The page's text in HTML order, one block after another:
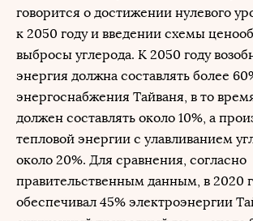
говорится о достижении нулевого
к 2050 году и введении схемы
выбросы углерода. К 2050 году
энергия должна составлять более
энергоснабжения Тайваня, в то
должен составлять около 10%, а
тепловой энергии с улавливанием
около 20%. Для сравнения, согласно
правительственным данным, в 2020
обеспечивал 45% электроэнергии